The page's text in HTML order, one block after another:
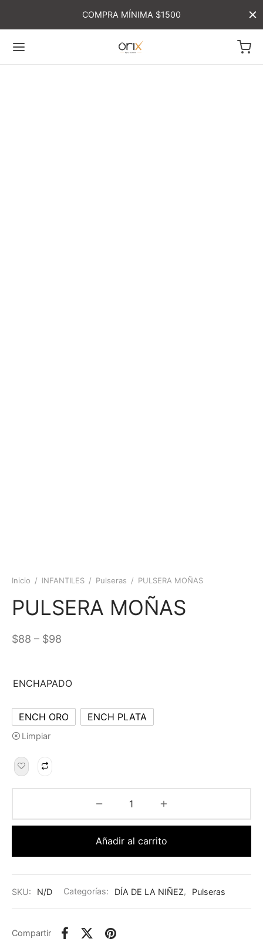
COMPRA MÍNIMA $1500
Inicio / INFANTILES / Pulseras / PULSERA MOÑAS
PULSERA MOÑAS
$88 – $98
ENCHAPADO
ENCH ORO ENCH PLATA
Limpiar
Añadir al carrito
SKU: N/D Categorías: DÍA DE LA NIÑEZ, Pulseras
Compartir